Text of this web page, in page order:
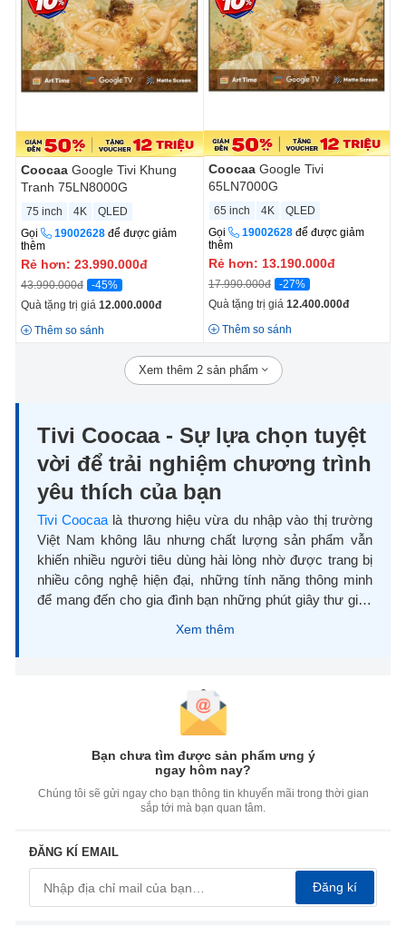
Coocaa Google Tivi Khung
Tranh 75LN8000G
75 inch 4K QLED
Gọi 19002628
thêm
Rẻ hơn: 23.990.000đ
43.990.000đ
-45%
Quà tặng trị giá 12.000.000đ
Thêm so sánh
Coocaa Google Tivi
65LN7000G
65 inch 4K QLED
Gọi 19002628
thêm
Rẻ hơn: 13.190.000đ
17.990.000đ
-27%
Quà tặng trị giá 12.400.000đ
Thêm so sánh
Xem thêm 2 sản phẩm
Tivi Coocaa - Sự lựa chọn tuyệt
vời để trải nghiệm chương trình
yêu thích của bạn
Tivi Coocaa là thương hiệu vừa du nhập vào thị trường
Việt Nam không lâu nhưng chất lượng sản phẩm vẫn
khiến nhiều người tiêu dùng hài lòng nhờ được trang bị
nhiều công nghệ hiện đại, những tính năng thông minh
để mang đến cho gia đình bạn những phút giây thư giãn
Bảng thông số kỹ thuật của tivi Coocaa
Coocaa
thước
Chiều dài đường chéo màn
hình, tính bằng inch (1 inch =
32", 43", 50", 55",
65", 85"
tivi
Thể hiện công nghệ đèn nền,
phần mềm hoặc hệ điều hành
đang sử dụng trên sản phẩm
Tivi,Google
Tivi,Google Tivi
Xem thêm
Bạn chưa tìm được sản phẩm ưng ý
ngay hôm nay?
Chúng tôi sẽ gửi ngay cho bạn thông tin khuyến mãi trong thời gian
sắp tới mà bạn quan tâm.
ĐĂNG KÍ EMAIL
Đăng kí